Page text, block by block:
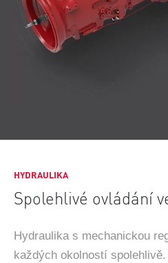
HYDRAULIKA
Spolehlivé ovládání
Hydraulika s mechanickou
každých okolností